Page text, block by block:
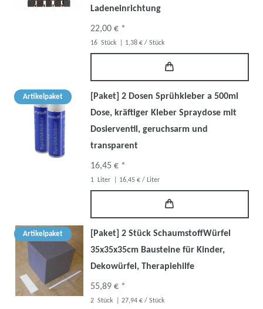
Ladeneinrichtung
22,00 € *
16 Stück | 1,38 € / Stück
Artikelpaket
[Paket] 2 Dosen Sprühkleber a 500ml
Dose, kräftiger Kleber Spraydose mit
Dosierventil, geruchsarm und
transparent
16,45 € *
1 Liter | 16,45 € / Liter
Artikelpaket
[Paket] 2 Stück SchaumstoffWürfel
35x35x35cm Bausteine für Kinder,
Dekowürfel, Therapiehilfe
55,89 € *
2 Stück | 27,94 € / Stück